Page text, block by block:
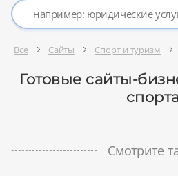
Все Сайты Спорт и туризм
Готовые сайты-
Смотрите